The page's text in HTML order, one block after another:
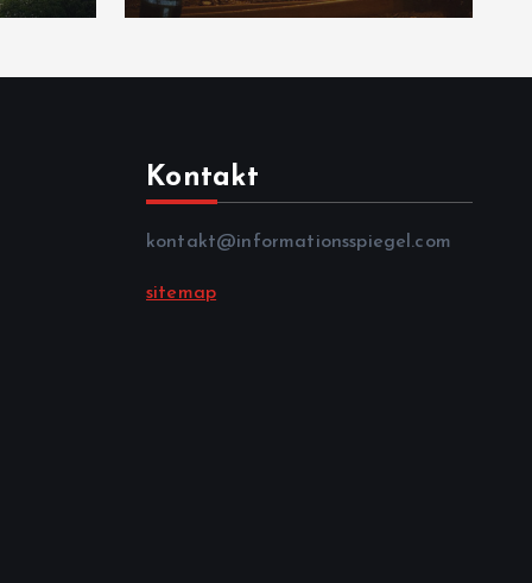
Kontakt
kontakt@informationsspiegel.com
sitemap